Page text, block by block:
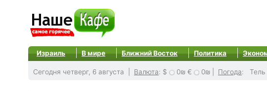
Израиль В мире Ближний Восток Политика
Сегодня четверг, 6 августа | Валюта: $ 0₪ € 0₪ Погода: Тель